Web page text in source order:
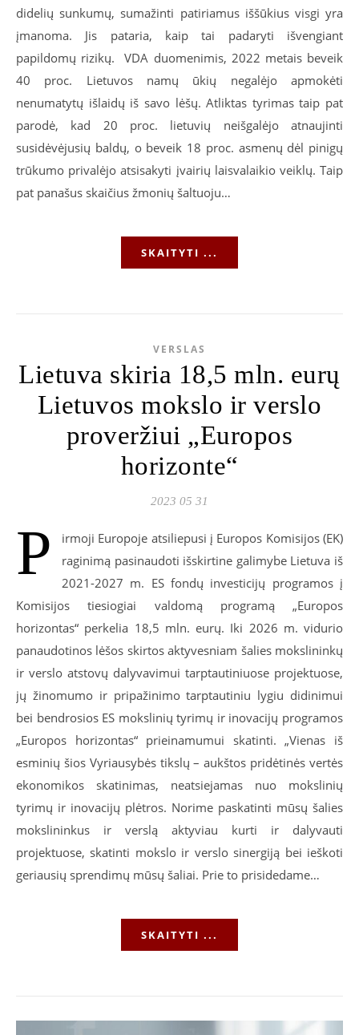
didelių sunkumų, sumažinti patiriamus iššūkius visgi yra
įmanoma. Jis pataria, kaip tai padaryti išvengiant
papildomų rizikų. VDA duomenimis, 2022 metais beveik
40 proc. Lietuvos namų ūkių negalėjo apmokėti
nenumatytų išlaidų iš savo lėšų. Atliktas tyrimas taip pat
parodė, kad 20 proc. lietuvių neišgalėjo atnaujinti
susidėvėjusių baldų, o beveik 18 proc. asmenų dėl pinigų
trūkumo privalėjo atsisakyti įvairių laisvalaikio veiklų. Taip
pat panašus skaičius žmonių šaltuoju…
SKAITYTI ...
VERSLAS
Lietuva skiria 18,5 mln. eurų
Lietuvos mokslo ir verslo
proveržiui „Europos
horizonte“
2023 05 31
P
irmoji Europoje atsiliepusi į Europos Komisijos (EK)
raginimą pasinaudoti išskirtine galimybe Lietuva iš
2021-2027 m. ES fondų investicijų programos į
Komisijos tiesiogiai valdomą programą „Europos
horizontas“ perkelia 18,5 mln. eurų. Iki 2026 m. vidurio
panaudotinos lėšos skirtos aktyvesniam šalies mokslininkų
ir verslo atstovų dalyvavimui tarptautiniuose projektuose,
jų žinomumo ir pripažinimo tarptautiniu lygiu didinimui
bei bendrosios ES mokslinių tyrimų ir inovacijų programos
„Europos horizontas“ prieinamumui skatinti. „Vienas iš
esminių šios Vyriausybės tikslų – aukštos pridėtinės vertės
ekonomikos skatinimas, neatsiejamas nuo mokslinių
tyrimų ir inovacijų plėtros. Norime paskatinti mūsų šalies
mokslininkus ir verslą aktyviau kurti ir dalyvauti
projektuose, skatinti mokslo ir verslo sinergiją bei ieškoti
geriausių sprendimų mūsų šaliai. Prie to prisidedame…
SKAITYTI ...